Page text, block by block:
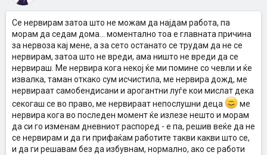
Се нервирам затоа што не можам да најдам работа, па
морам да седам дома... моментално тоа е главната причина
за нервоза кај мене, а за сето останато се трудам да не се
нервирам, затоа што не вреди, ама ништо не вреди да се
нервираш. Ме нервира кога некој ќе ми помине со чевли и ќе
извалка, таман откако сум исчистила, ме нервира дожд, ме
нервираат самобендисани и арогантни луѓе кои мислат дека
секогаш се во право, ме нервираат непослушни деца
ме
нервира кога во последен момент ќе излезе нешто и морам
да си го изменам дневниот распоред - е па, решив веќе да не
се нервирам и да ги прифаќам работите такви какви што се,
и да ги решавам без да избувнам, нормално, ако се работи